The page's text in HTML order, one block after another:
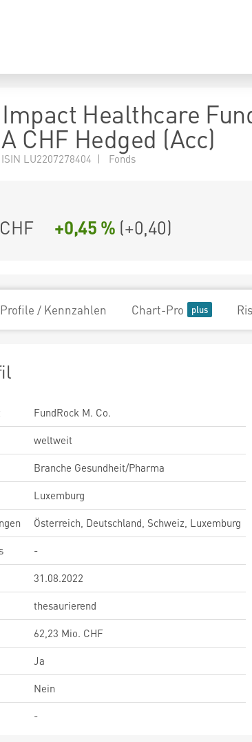
Healthcare
CHF Hedged (Acc)
LU2207278404 | Fonds
+0,45 % (+0,40)
Profile / Kennzahlen Chart-Pro
FundRock M. Co.
weltweit
Branche Gesundheit/Pharma
Luxemburg
Österreich, Deutschland, Schweiz, Luxemburg
-
31.08.2022
thesaurierend
62,23 Mio. CHF
Ja
Nein
-